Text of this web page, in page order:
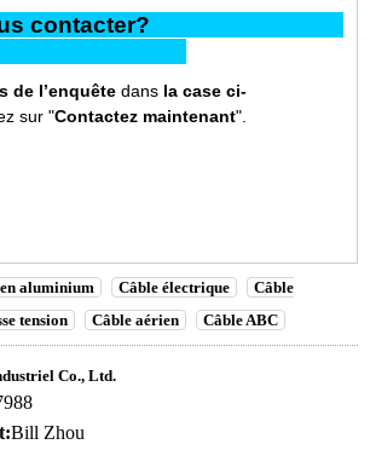
nous contacter?
de l’enquête dans la case ci-
sur "Contactez maintenant".
aluminium Câble électrique
Câble
tension Câble aérien Câble ABC
Co., Ltd.
Bill Zhou